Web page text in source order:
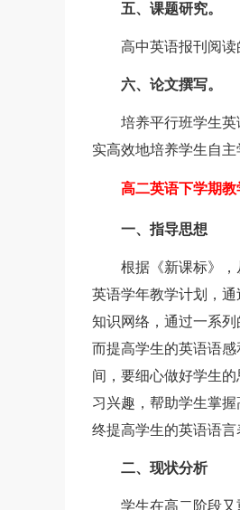
五、课题研究。
高中英语报刊阅读
六、论文撰写。
培养平行班学生英语
实高效地培养学生自
高二英语下学期教
一、指导思想
根据《新课标》，从
英语学年教学计划，
知识网络，通过一系
而提高学生的英语语
间，要细心做好学生
习兴趣，帮助学生掌
终提高学生的英语语言
二、现状分析
学生在高二阶段又重